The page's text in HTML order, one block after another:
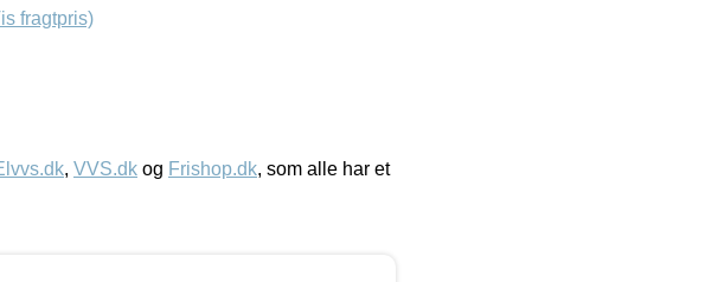
fragtpris)
, VVS.dk og Frishop.dk, som alle har et